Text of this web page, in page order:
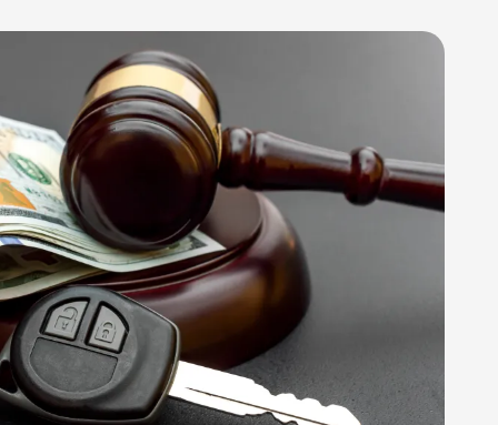
He
and
integrity of
takes the
people